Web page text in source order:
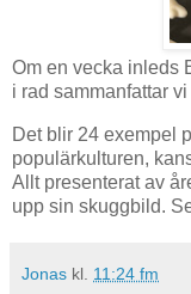
Om en vecka inleds
i rad sammanfattar
Det blir 24 exempel
populärkulturen,
Allt presenterat av
upp sin skuggbild.
Jonas kl. 11:24 fm